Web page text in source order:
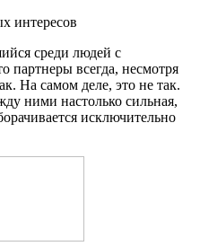
среди людей с
партнеры всегда, несмотря
На самом деле, это не так.
ними настолько сильная,
исключительно